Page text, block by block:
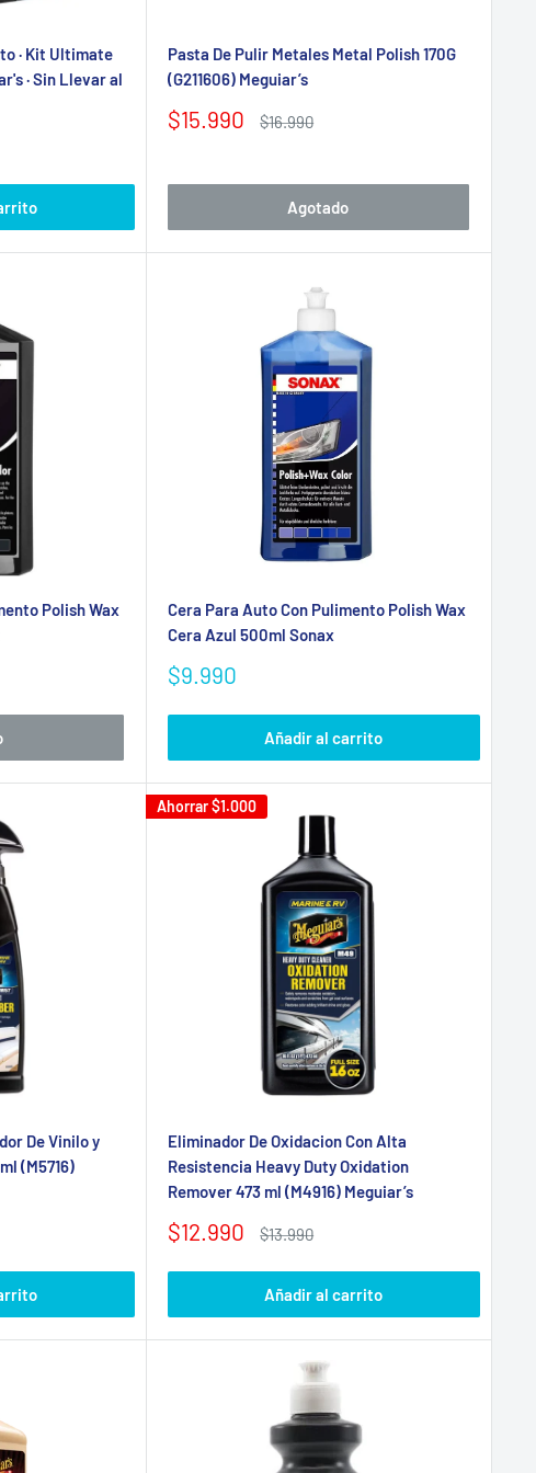
· Kit Ultimate
· Sin Llevar al
Pasta De Pulir Metales Metal Polish 170G
(G211606) Meguiar’s
Precio
$15.990
Precio
$16.990
Agotado
Polish Wax
Cera Para Auto Con Pulimento Polish Wax
Cera Azul 500ml Sonax
Precio
venta
$9.990
Añadir al carrito
De Vinilo y
(M5716)
Ahorrar$1.000
Eliminador De Oxidacion Con Alta
Resistencia Heavy Duty Oxidation
Remover 473 ml (M4916) Meguiar’s
Precio
venta
$12.990
Precio
$13.990
Añadir al carrito